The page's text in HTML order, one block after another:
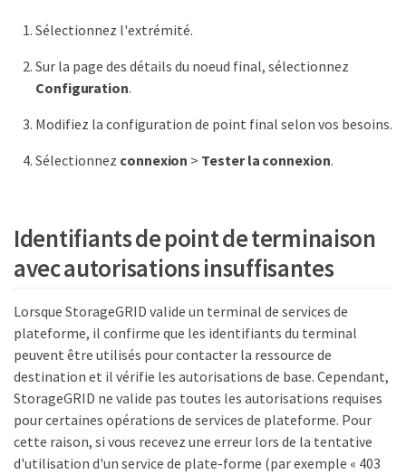
Sélectionnez l'extrémité.
Sur la page des détails du noeud final, sélectionnez
Configuration.
Modifiez la configuration de point final selon vos besoins.
Sélectionnez connexion > Tester la connexion.
Identifiants de point de terminaison
avec autorisations insuffisantes
Lorsque StorageGRID valide un terminal de services de
plateforme, il confirme que les identifiants du terminal
peuvent être utilisés pour contacter la ressource de
destination et il vérifie les autorisations de base. Cependant,
StorageGRID ne valide pas toutes les autorisations requises
pour certaines opérations de services de plateforme. Pour
cette raison, si vous recevez une erreur lors de la tentative
d'utilisation d'un service de plate-forme (par exemple « 403